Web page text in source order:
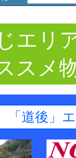
エリ
スメ
「道後」